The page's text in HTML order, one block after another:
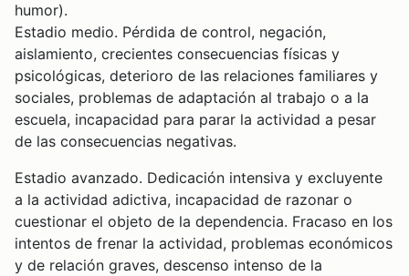
humor).
Estadio medio. Pérdida de control, negación,
aislamiento, crecientes consecuencias físicas y
psicológicas, deterioro de las relaciones familiares y
sociales, problemas de adaptación al trabajo o a la
escuela, incapacidad para parar la actividad a pesar
de las consecuencias negativas.
Estadio avanzado. Dedicación intensiva y excluyente
a la actividad adictiva, incapacidad de razonar o
cuestionar el objeto de la dependencia. Fracaso en los
intentos de frenar la actividad, problemas económicos
y de relación graves, descenso intenso de la